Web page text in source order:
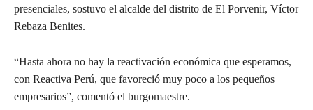
presenciales, sostuvo el alcalde del distrito de El Porvenir, Víctor
Rebaza Benites.
“Hasta ahora no hay la reactivación económica que esperamos,
con Reactiva Perú, que favoreció muy poco a los pequeños
empresarios”, comentó el burgomaestre.